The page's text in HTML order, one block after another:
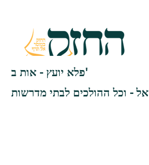
פלא יועץ - אות ב'
- וכל ההולכים לבתי מדרשות